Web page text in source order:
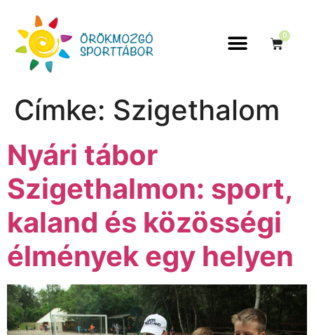
0
Címke: Szigethalom
Nyári tábor
Szigethalmon: sport,
kaland és közösségi
élmények egy helyen